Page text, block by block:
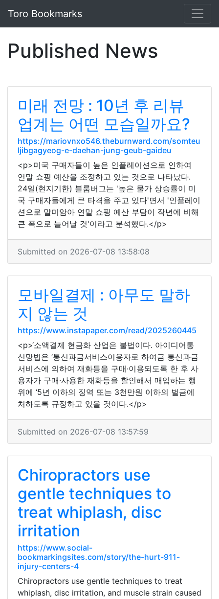
Toro Bookmarks
Published News
미래 전망 : 10년 후 리뷰
업계는 어떤 모습일까요?
https://mariovnxo546.theburnward.com/somteu
ljibgagyeog-e-daehan-jung-geub-gaideu
<p>미국 구매자들이 높은 인플레이션으로 인하여
연말 쇼핑 예산을 조정하고 있는 것으로 나타났다.
24일(현지기한) 블룸버그는 '높은 물가 상승률이 미
국 구매자들에게 큰 타격을 주고 있다'면서 '인플레이
션으로 말미암아 연말 쇼핑 예산 부담이 작년에 비해
큰 폭으로 늘어날 것'이라고 분석했다.</p>
Submitted on 2026-07-08 13:58:08
모바일결제 : 아무도 말하
지 않는 것
https://www.instapaper.com/read/2025260445
<p>‘소액결제 현금화 산업은 불법이다. 아이디어통
신망법은 ‘통신과금서비스이용자로 하여금 통신과금
서비스에 의하여 재화등을 구매·이용되도록 한 후 사
용자가 구매·사용한 재화등을 할인해서 매입하는 행
위에 ‘5년 이하의 징역 또는 3천만원 이하의 벌금에
처하도록 규정하고 있을 것이다.</p>
Submitted on 2026-07-08 13:57:59
Chiropractors use
gentle techniques to
treat whiplash, disc
irritation
https://www.social-
bookmarkingsites.com/story/the-hurt-911-
injury-centers-4
Chiropractors use gentle techniques to treat
whiplash, disc irritation, and muscle strain caused